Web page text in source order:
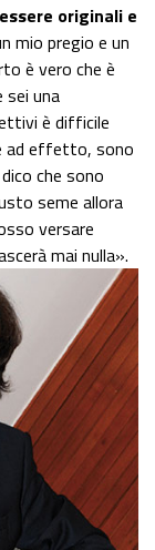
originali e
mio pregio e un
è vero che è
sei una
è difficile
ad effetto, sono
che sono
seme allora
versare
mai nulla».